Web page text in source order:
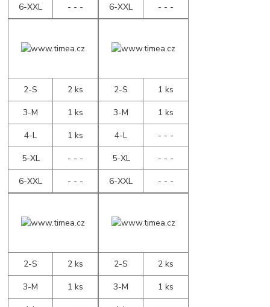
6-XXL
- - -
6-XXL
- - -
2-S
2 ks
3-M
1 ks
4-L
1 ks
5-XL
- - -
6-XXL
- - -
2-S
1 ks
3-M
1 ks
4-L
- - -
5-XL
- - -
6-XXL
- - -
2-S
2 ks
3-M
1 ks
2-S
2 ks
3-M
1 ks